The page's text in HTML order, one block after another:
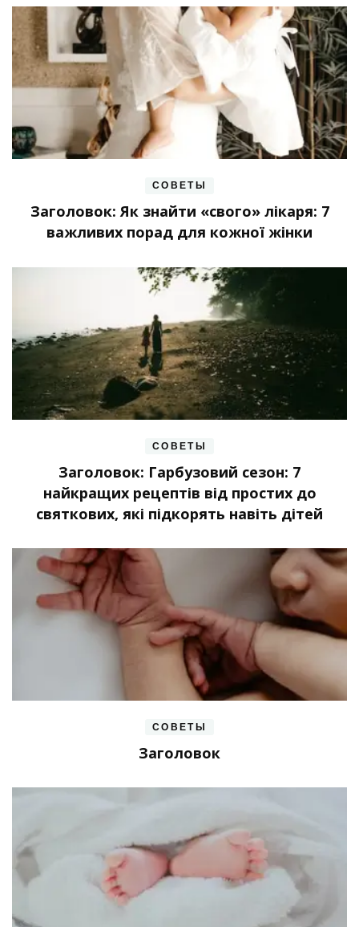
СОВЕТЫ
Заголовок: Як знайти «свого» лікаря: 7
важливих порад для кожної жінки
СОВЕТЫ
Заголовок: Гарбузовий сезон: 7
найкращих рецептів від простих до
святкових, які підкорять навіть дітей
СОВЕТЫ
Заголовок